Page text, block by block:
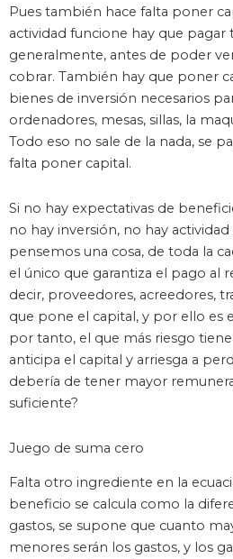
Pues también hace falta poner
actividad funcione hay que pagar
generalmente, antes de poder
cobrar. También hay que poner
bienes de inversión necesarios
ordenadores, mesas, sillas, la
Todo eso no sale de la nada, se
falta poner capital.
Si no hay expectativas de
no hay inversión, no hay
pensemos una cosa, de toda la
el único que garantiza el pago al
decir, proveedores, acreedores,
que pone el capital, y por ello es
por tanto, el que más riesgo
anticipa el capital y arriesga a
debería de tener mayor
suficiente?
Juego de suma cero
Falta otro ingrediente en la
beneficio se calcula como la
gastos, se supone que cuanto
menores serán los gastos, y los